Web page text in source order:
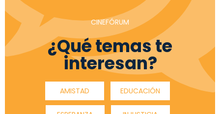
CINEFÓRUM
¿Qué temas te
interesan?
AMISTAD EDUCACIÓN